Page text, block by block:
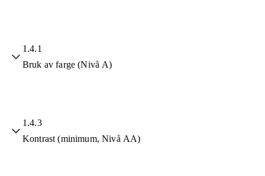
1.4.1
Bruk av farge (Nivå A)
1.4.3
Kontrast (minimum, Nivå AA)